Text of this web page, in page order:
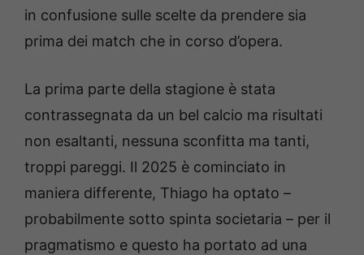
in confusione sulle scelte da prendere sia
prima dei match che in corso d’opera.
La prima parte della stagione è stata
contrassegnata da un bel calcio ma risultati
non esaltanti, nessuna sconfitta ma tanti,
troppi pareggi. Il 2025 è cominciato in
maniera differente, Thiago ha optato –
probabilmente sotto spinta societaria – per il
pragmatismo e questo ha portato ad una